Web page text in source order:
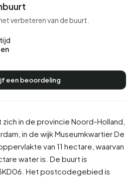
in de provincie Noord-Holland
, in de wijkMuseumkwartierDe
van 11 hectare, waarvan
water is. De buurt is
Het postcodegebied is
verbeteren van de buurt.
tijd
een beoordeling